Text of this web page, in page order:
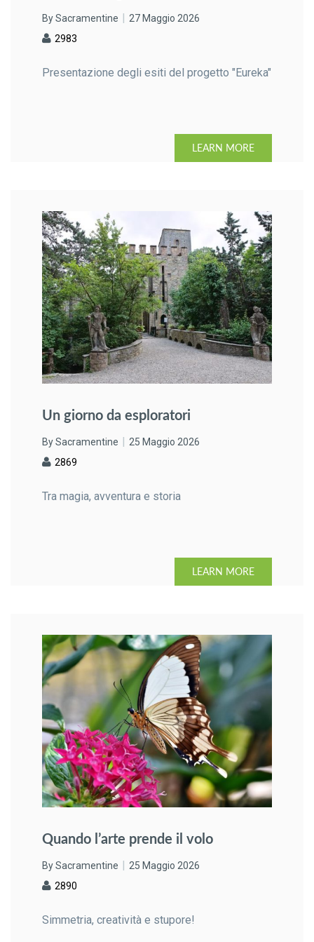
By Sacramentine
27 Maggio 2026
2983
Presentazione degli esiti del progetto "Eureka"
LEARN MORE
Un giorno da esploratori
By Sacramentine
25 Maggio 2026
2869
Tra magia, avventura e storia
LEARN MORE
Quando l’arte prende il volo
By Sacramentine
25 Maggio 2026
2890
Simmetria, creatività e stupore!